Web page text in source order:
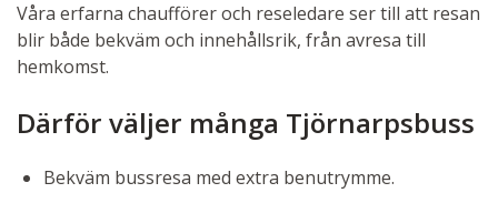
Våra erfarna chaufförer och reseledare ser till att resan
blir både bekväm och innehållsrik, från avresa till
hemkomst.
Därför väljer många Tjörnarpsbuss
Bekväm bussresa med extra benutrymme.